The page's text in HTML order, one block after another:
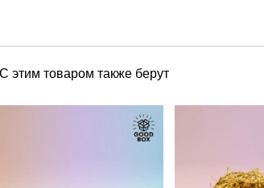
С этим товаром также берут